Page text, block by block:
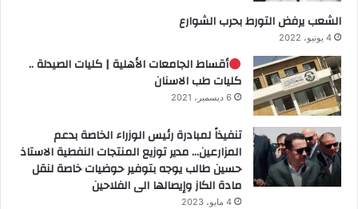
الشعب يرفض التورط بحرب الشوارع
4 يونيو، 2022
أقساط الجامعات الأهلية | كليات الصيدلة ..
كليات طب الاسنان
6 ديسمبر، 2021
تنفيذاً لمبادرة رئيس الوزراء الخاصة بدعم
المزارعين… مدير توزيع المنتجات النفطية الاستاذ
حسين طالب يوجه بتوفير حوضيات خاصة لنقل
مادة الكاز وإيصالها الى الفلاحين
4 مايو، 2023